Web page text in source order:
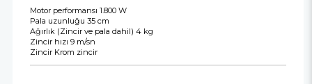
Motor performansı 1.800 W
Pala uzunluğu 35 cm
Ağırlık (Zincir ve pala dahil) 4 kg
Zincir hızı 9 m/sn
Zincir Krom zincir